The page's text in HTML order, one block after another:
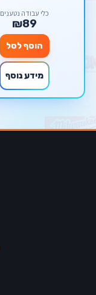
כלי עבודה נטענים
₪89
הוסף לסל
מידע נוסף